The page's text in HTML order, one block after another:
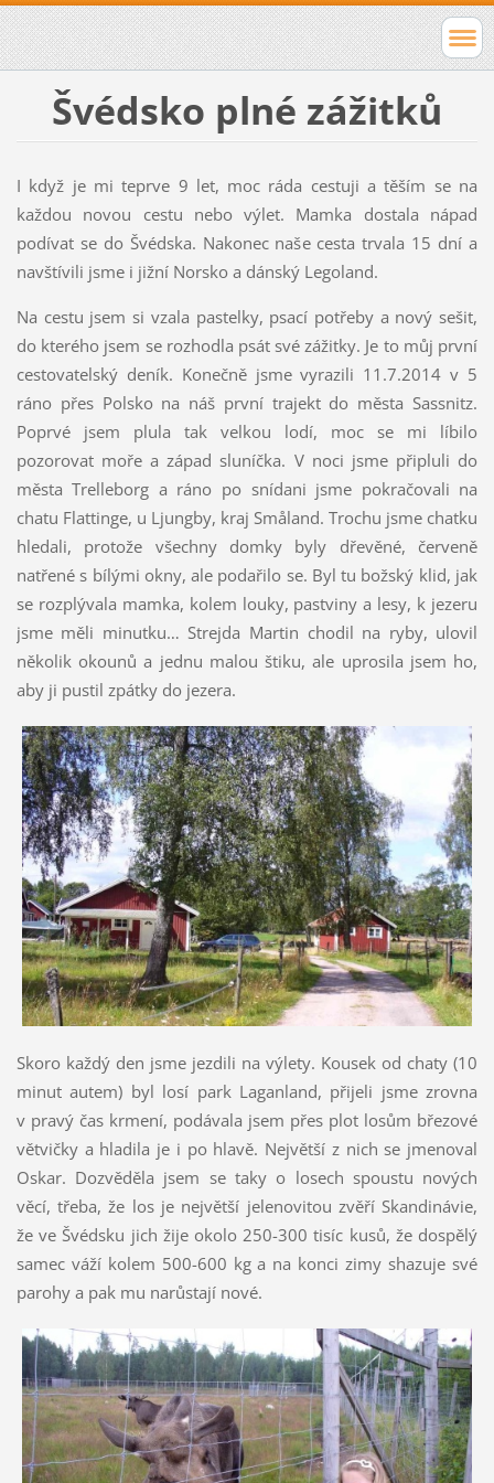
Švédsko plné zážitků
I když je mi teprve 9 let, moc ráda cestuji a těším se na
každou novou cestu nebo výlet. Mamka dostala nápad
podívat se do Švédska. Nakonec naše cesta trvala 15 dní a
navštívili jsme i jižní Norsko a dánský Legoland.
Na cestu jsem si vzala pastelky, psací potřeby a nový sešit,
do kterého jsem se rozhodla psát své zážitky. Je to můj první
cestovatelský deník. Konečně jsme vyrazili 11.7.2014 v 5
ráno přes Polsko na náš první trajekt do města Sassnitz.
Poprvé jsem plula tak velkou lodí, moc se mi líbilo
pozorovat moře a západ sluníčka. V noci jsme připluli do
města Trelleborg a ráno po snídani jsme pokračovali na
chatu Flattinge, u Ljungby, kraj Småland. Trochu jsme chatku
hledali, protože všechny domky byly dřevěné, červeně
natřené s bílými okny, ale podařilo se. Byl tu božský klid, jak
se rozplývala mamka, kolem louky, pastviny a lesy, k jezeru
jsme měli minutku… Strejda Martin chodil na ryby, ulovil
několik okounů a jednu malou štiku, ale uprosila jsem ho,
aby ji pustil zpátky do jezera.
Skoro každý den jsme jezdili na výlety. Kousek od chaty (10
minut autem) byl losí park Laganland, přijeli jsme zrovna
v pravý čas krmení, podávala jsem přes plot losům březové
větvičky a hladila je i po hlavě. Největší z nich se jmenoval
Oskar. Dozvěděla jsem se taky o losech spoustu nových
věcí, třeba, že los je největší jelenovitou zvěří Skandinávie,
že ve Švédsku jich žije okolo 250-300 tisíc kusů, že dospělý
samec váží kolem 500-600 kg a na konci zimy shazuje své
parohy a pak mu narůstají nové.